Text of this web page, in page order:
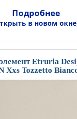
Подробнее
в новом
Etruria
Xxs Tozzetto